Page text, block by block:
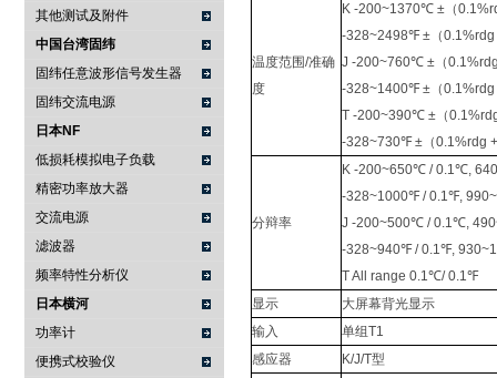
其他测试及附件
中国台湾固纬
固纬任意波形信号发生器
固纬交流电源
日本NF
低损耗模拟电子负载
精密功率放大器
交流电源
滤波器
频率特性分析仪
日本横河
功率计
便携式校验仪
温度范围/准确
度
K -200~1370℃ ±（
-328~2498℉ ±（
J -200~760℃ ±（
-328~1400℉ ±（
T -200~390℃ ±（
-328~730℉ ±（0.1%rdg
分辩率
K -200~650℃ / 0.1℃,
-328~1000℉ / 0.1℉,
J -200~500℃ / 0.1℃,
-328~940℉ / 0.1℉,
T All range 0.1℃/ 0.1℉
显示
大屏幕背光显示
输入
单组T1
感应器
K/J/T型